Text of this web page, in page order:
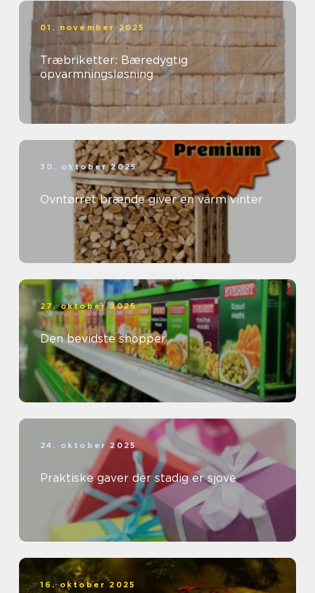
01. november 2025
Træbriketter: Bæredygtig
opvarmningsløsning
30. oktober 2025
Ovntørret brænde giver en varm vinter
27. oktober 2025
Den bevidste shopper
24. oktober 2025
Praktiske gaver der stadig er sjove
16. oktober 2025